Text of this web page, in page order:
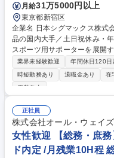
月給31万5000円以上
東京都新宿区
企業名 日本シグマックス株式会社 求人名 【生産管理】医療・ス
品の国内大手／土日祝休み・年休124日 仕事の内容 整形
スポーツ用サポーターを展開
ます。製品の品質確保や効率
を幅広く担当。 ■外注生産先の生産・品質・資産管理 ■製品の安全性確保
と品質管理体制の構築 ■原価
支える製品の「司令塔」とし
量を持って生産現場の改善を主導できる
理】医療・スポーツ用品の国
業界未経験歓迎 年間休日120日
時短勤務あり
退職金あり 在
服装自由
正社員
株式会社オール・ウェイズ
女性歓迎 【総務・庶
ド内定 /月残業10H程